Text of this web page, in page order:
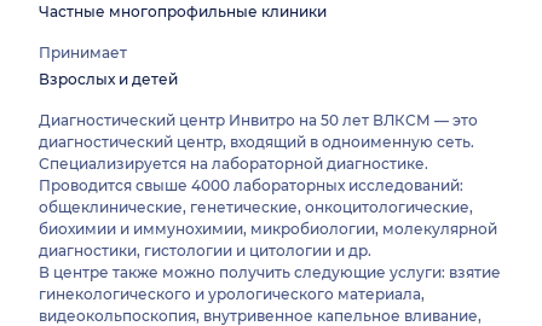
Частные многопрофильные клиники
Принимает
Взрослых и детей
Диагностический центр Инвитро на 50 лет ВЛКСМ — это
диагностический центр, входящий в одноименную сеть.
Специализируется на лабораторной диагностике.
Проводится свыше 4000 лабораторных исследований:
общеклинические, генетические, онкоцитологические,
биохимии и иммунохимии, микробиологии, молекулярной
диагностики, гистологии и цитологии и др.
В центре также можно получить следующие услуги: взятие
гинекологического и урологического материала,
видеокольпоскопия, внутривенное капельное вливание,